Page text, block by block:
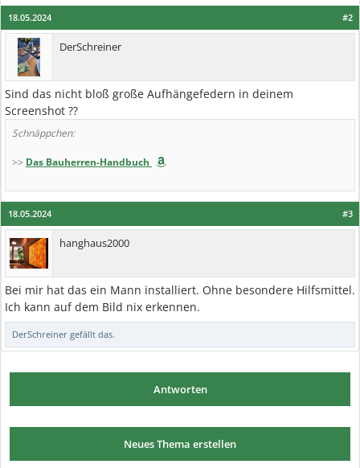
#2
18.05.2024
DerSchreiner
Sind das nicht bloß große Aufhängefedern in deinem
Screenshot ??
Schnäppchen:
>> Das Bauherren-Handbuch
#3
18.05.2024
hanghaus2000
Bei mir hat das ein Mann installiert. Ohne besondere Hilfsmittel.
Ich kann auf dem Bild nix erkennen.
DerSchreiner gefällt das.
Antworten
Neues Thema erstellen